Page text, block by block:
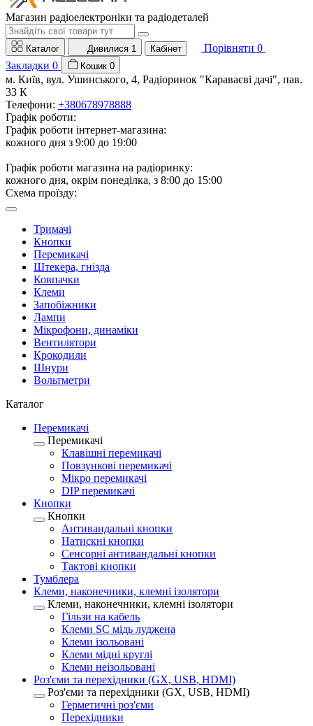
Магазин радіоелектроніки та радіодеталей
Каталог Дивилися 1 Кабінет Порівняти 0
Закладки 0 Кошик 0
м. Київ, вул. Ушинського, 4, Радіоринок "Караваєві дачі", пав.
33 К
Телефони: +380678978888
Графік роботи:
Графік роботи інтернет-магазина:
кожного дня з 9:00 до 19:00
Графік роботи магазина на радіоринку:
кожного дня, окрім понеділка, з 8:00 до 15:00
Схема проїзду:
Тримачі
Кнопки
Перемикачі
Штекера, гнізда
Ковпачки
Клеми
Запобіжники
Лампи
Мікрофони, динаміки
Вентилятори
Крокодили
Шнури
Вольтметри
Каталог
Перемикачі
Перемикачі
Клавішні перемикачі
Повзункові перемикачі
Мікро перемикачі
DIP перемикачі
Кнопки
Кнопки
Антивандальні кнопки
Натискні кнопки
Сенсорні антивандальні кнопки
Тактові кнопки
Тумблера
Клеми, наконечники, клемні ізолятори
Клеми, наконечники, клемні ізолятори
Гільзи на кабель
Клеми SC мідь луджена
Клеми ізольовані
Клеми мідні круглі
Клеми неізольовані
Роз'єми та перехідники (GX, USB, HDMI)
Роз'єми та перехідники (GX, USB, HDMI)
Герметичні роз'єми
Перехідники